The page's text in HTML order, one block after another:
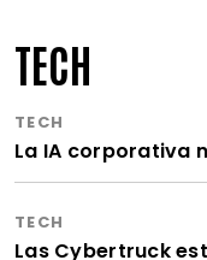
TECH
TECH
La IA corporativa
TECH
Las Cybertruck